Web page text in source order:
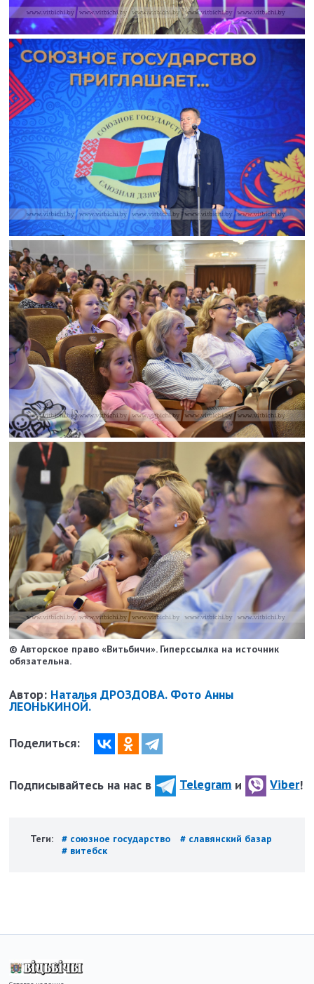
© Авторское право «Витьбичи». Гиперссылка на источник
обязательна.
Автор: Наталья ДРОЗДОВА. Фото Анны
ЛЕОНЬКИНОЙ.
Поделиться:
Подписывайтесь на нас в Telegram и Viber!
Теги: # союзное государство
# славянский базар
# витебск